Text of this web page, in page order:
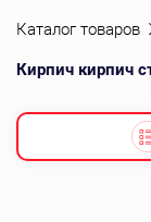
Каталог товаров
Кирпич кирпич